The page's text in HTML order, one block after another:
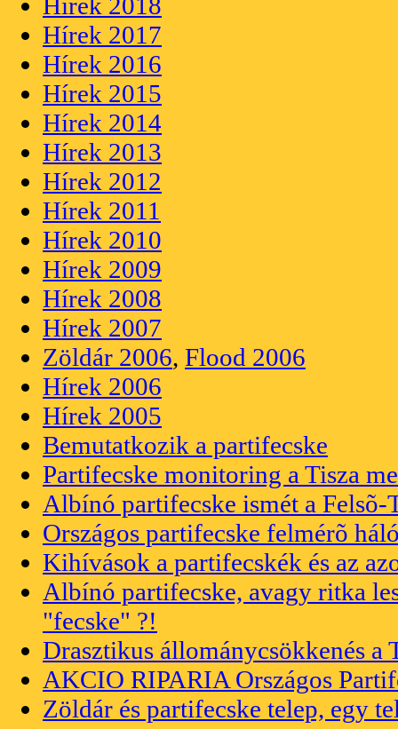
Hírek 2017
Hírek 2016
Hírek 2015
Hírek 2014
Hírek 2013
Hírek 2012
Hírek 2011
Hírek 2010
Hírek 2009
Hírek 2008
Hírek 2007
Zöldár 2006, Flood 2006
Hírek 2006
Hírek 2005
Bemutatkozik a partifecske
Partifecske monitoring a Tisza
Albínó partifecske ismét a Felsõ-
Országos partifecske felmérõ
Kihívások a partifecskék és az
Albínó partifecske, avagy ritka
"fecske" ?!
Drasztikus állománycsökkenés a
AKCIO RIPARIA Országos
Zöldár és partifecske telep, egy